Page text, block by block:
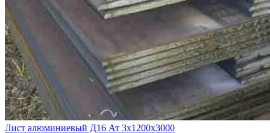
Лист алюминиевый Д16 Ат 3х1200х3000